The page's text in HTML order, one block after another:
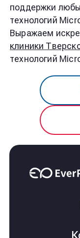
поддержки
технологий
Выражаем
клиники
технологий